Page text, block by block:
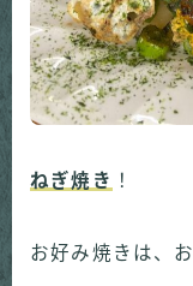
ねぎ焼き ！
お好み焼きは、